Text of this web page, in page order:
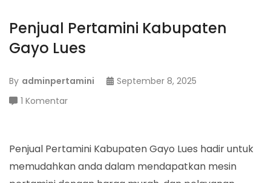
Penjual Pertamini Kabupaten
Gayo Lues
By adminpertamini
September 8, 2025
1 Komentarpada
Kabupaten
Gayo
Lues
Penjual Pertamini Kabupaten Gayo Lues hadir untuk
memudahkan anda dalam mendapatkan mesin